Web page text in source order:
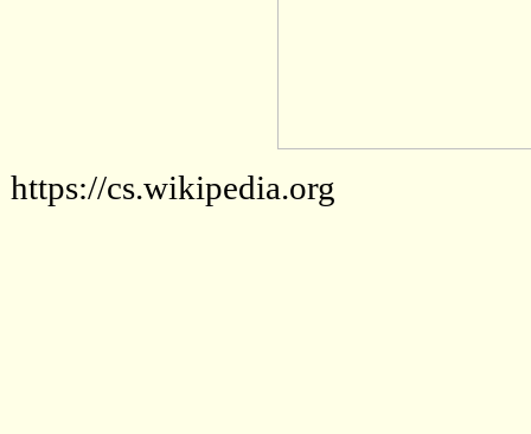
https://cs.wikipedia.org